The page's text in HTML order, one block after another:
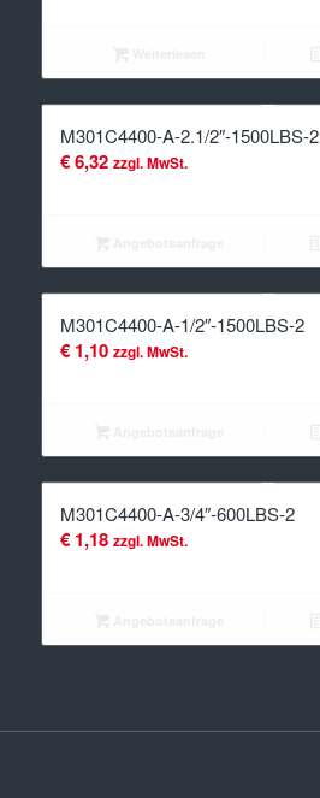
M301C4400-A-2.1/2″-1500LBS-2
€6,32 zzgl. MwSt.
M301C4400-A-1/2″-1500LBS-2
€1,10 zzgl. MwSt.
M301C4400-A-3/4″-600LBS-2
€1,18 zzgl. MwSt.